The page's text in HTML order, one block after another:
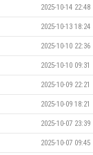
2025-10-14 22:48
2025-10-13 18:24
2025-10-10 22:36
2025-10-10 09:31
2025-10-09 22:21
2025-10-09 18:21
2025-10-07 23:39
2025-10-07 09:45